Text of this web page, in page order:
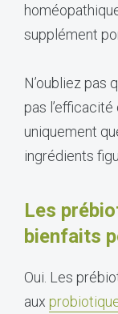
supplément
N’oubliez pas
pas
uniquement
ingrédients
Les
bienfaits
Oui. Les
aux